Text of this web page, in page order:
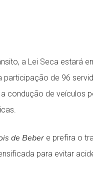
a Lei Seca estará
de 96
condução de veículos
de Beber e prefira o
para evitar